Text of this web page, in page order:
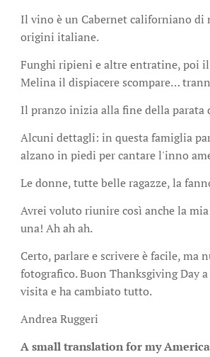
Il vino è un Cabernet californiano di
origini italiane.
Funghi ripieni e altre entratine, poi
Melina il dispiacere scompare…
Il pranzo inizia alla fine della parata
Alcuni dettagli: in questa famiglia
alzano in piedi per cantare l'inno
Le donne, tutte belle ragazze, la
Avrei voluto riunire così anche la
una! Ah ah ah.
Certo, parlare e scrivere è facile,
fotografico. Buon Thanksgiving Day
visita e ha cambiato tutto.
Andrea Ruggeri
A small translation for my